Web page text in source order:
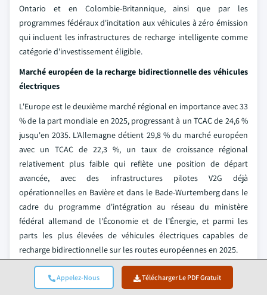
Appelez-Nous Télécharger Le PDF Gratuit
Ontario et en Colombie-Britannique, ainsi que par les
programmes fédéraux d'incitation aux véhicules à zéro émission
qui incluent les infrastructures de recharge intelligente comme
catégorie d'investissement éligible.
Marché européen de la recharge bidirectionnelle des véhicules
électriques
L'Europe est le deuxième marché régional en importance avec 33
% de la part mondiale en 2025, progressant à un TCAC de 24,6 %
jusqu'en 2035. L'Allemagne détient 29,8 % du marché européen
avec un TCAC de 22,3 %, un taux de croissance régional
relativement plus faible qui reflète une position de départ
avancée, avec des infrastructures pilotes V2G déjà
opérationnelles en Bavière et dans le Bade-Wurtemberg dans le
cadre du programme d'intégration au réseau du ministère
fédéral allemand de l'Économie et de l'Énergie, et parmi les
parts les plus élevées de véhicules électriques capables de
recharge bidirectionnelle sur les routes européennes en 2025.
Le reste de l'Europe, qui représente 70,2 % du marché régional
avec un TCAC de 25,4 %, est dirigé par les Pays-Bas, le Royaume-